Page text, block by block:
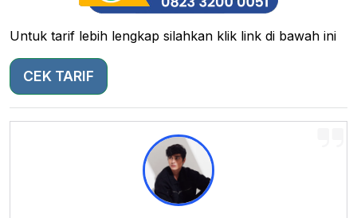
Untuk tarif lebih lengkap silahkan klik link di bawah ini
CEK TARIF